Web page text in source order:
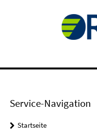
Service-Navigation
Startseite